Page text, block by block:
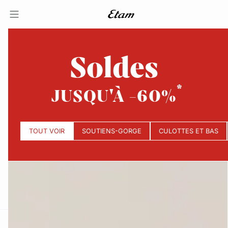
Soldes
JUSQU'À -60%
TOUT VOIR SOUTIENS-GORGE CULOTTES ET BAS